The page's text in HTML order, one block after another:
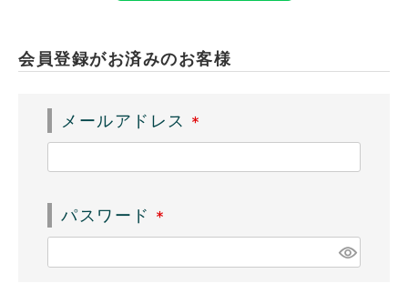
会員登録がお済みのお客様
メールアドレス
(
必
パスワード
(
必